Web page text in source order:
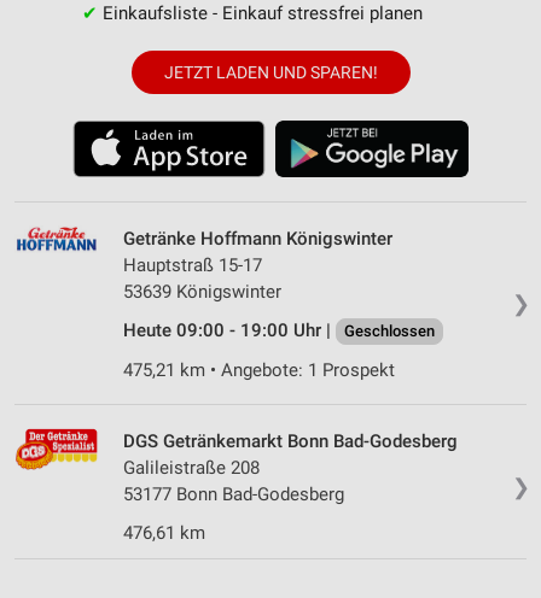
✔ Einkaufsliste - Einkauf stressfrei planen
JETZT LADEN UND SPAREN!
❯
Getränke Hoffmann Königswinter
Hauptstraß 15-17
53639 Königswinter
Heute 09:00 - 19:00 Uhr |
Geschlossen
475,21 km • Angebote: 1 Prospekt
❯
DGS Getränkemarkt Bonn Bad-Godesberg
Galileistraße 208
53177 Bonn Bad-Godesberg
476,61 km